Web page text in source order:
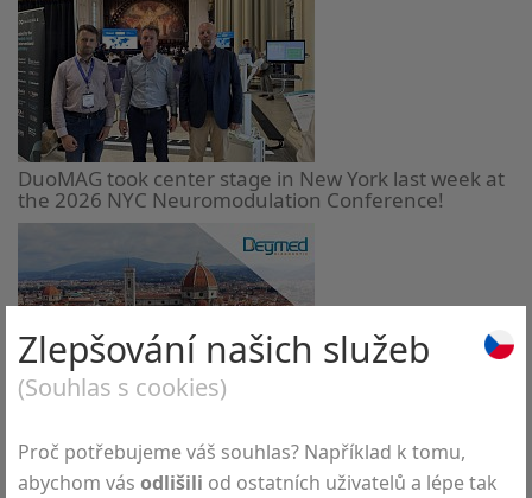
DuoMAG took center stage in New York last week at
the 2026 NYC Neuromodulation Conference!
The 19th International Congress on Neuromuscular
Zlepšování našich služeb
(Souhlas s cookies)
Proč potřebujeme váš souhlas? Například k tomu,
abychom vás odlišili od ostatních uživatelů a lépe tak